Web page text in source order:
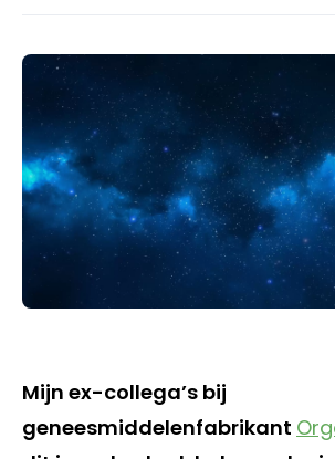
Mijn ex-collega’s bij
geneesmiddelenfabrikant